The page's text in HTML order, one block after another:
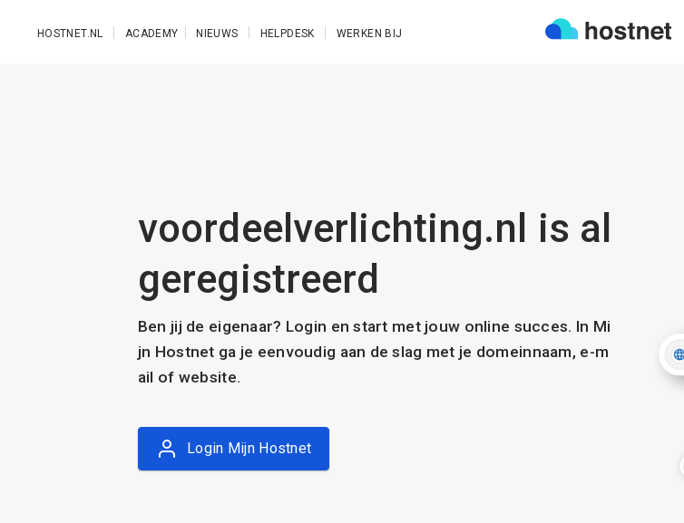
HOSTNET.NL ACADEMY NIEUWS HELPDESK WERKEN BIJ
voordeelverlichting.nl is al
geregistreerd
Ben jij de eigenaar? Login en start met jouw online succes. In Mi
jn Hostnet ga je eenvoudig aan de slag met je domeinnaam, e-m
ail of website.
Login Mijn Hostnet